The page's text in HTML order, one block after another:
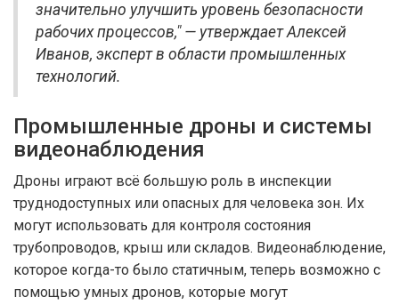
значительно улучшить уровень безопасности
рабочих процессов," — утверждает Алексей
Иванов, эксперт в области промышленных
технологий.
Промышленные дроны и системы
видеонаблюдения
Дроны играют всё большую роль в инспекции
труднодоступных или опасных для человека зон. Их
могут использовать для контроля состояния
трубопроводов, крыш или складов. Видеонаблюдение,
которое когда-то было статичным, теперь возможно с
помощью умных дронов, которые могут